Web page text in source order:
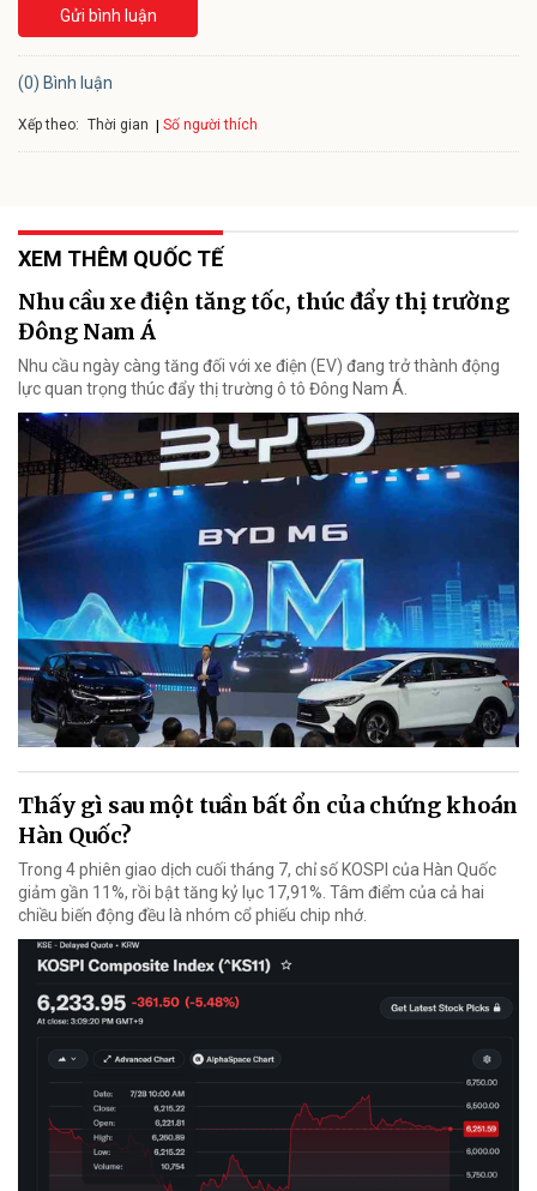
Gửi bình luận
(0) Bình luận
Xếp theo: Thời gian Số người thích
XEM THÊM QUỐC TẾ
Nhu cầu xe điện tăng tốc, thúc đẩy thị trường
Đông Nam Á
Nhu cầu ngày càng tăng đối với xe điện (EV) đang trở thành động
lực quan trọng thúc đẩy thị trường ô tô Đông Nam Á.
Thấy gì sau một tuần bất ổn của chứng khoán
Hàn Quốc?
Trong 4 phiên giao dịch cuối tháng 7, chỉ số KOSPI của Hàn Quốc
giảm gần 11%, rồi bật tăng kỷ lục 17,91%. Tâm điểm của cả hai
chiều biến động đều là nhóm cổ phiếu chip nhớ.